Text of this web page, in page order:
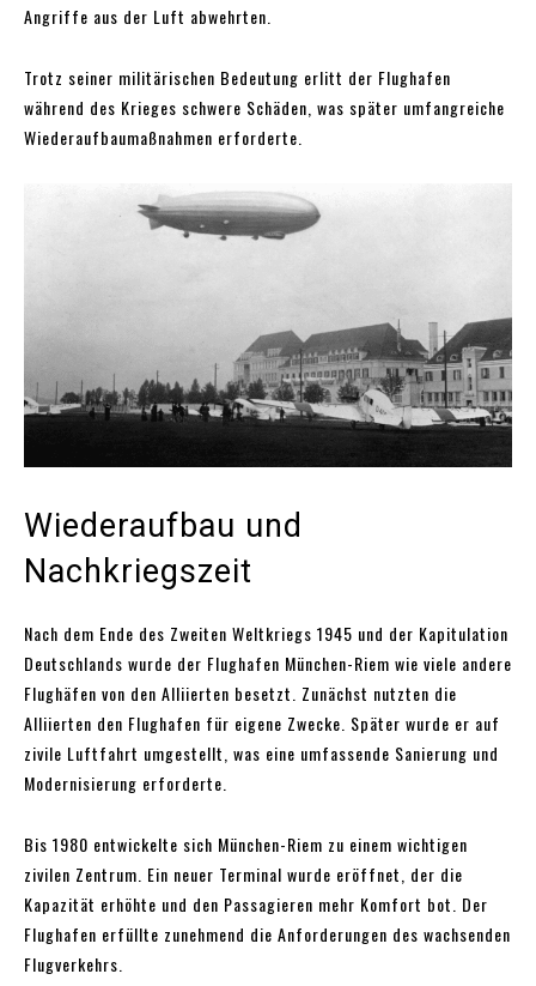
Angriffe aus der Luft abwehrten.
Trotz seiner militärischen Bedeutung erlitt der Flughafen
während des Krieges schwere Schäden, was später umfangreiche
Wiederaufbaumaßnahmen erforderte.
Wiederaufbau und
Nachkriegszeit
Nach dem Ende des Zweiten Weltkriegs 1945 und der Kapitulation
Deutschlands wurde der Flughafen München-Riem wie viele andere
Flughäfen von den Alliierten besetzt. Zunächst nutzten die
Alliierten den Flughafen für eigene Zwecke. Später wurde er auf
zivile Luftfahrt umgestellt, was eine umfassende Sanierung und
Modernisierung erforderte.
Bis 1980 entwickelte sich München-Riem zu einem wichtigen
zivilen Zentrum. Ein neuer Terminal wurde eröffnet, der die
Kapazität erhöhte und den Passagieren mehr Komfort bot. Der
Flughafen erfüllte zunehmend die Anforderungen des wachsenden
Flugverkehrs.